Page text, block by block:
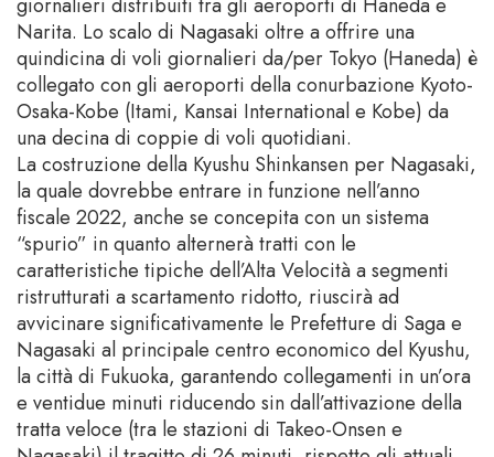
giornalieri distribuiti tra gli aeroporti di Haneda e
Narita. Lo scalo di Nagasaki oltre a offrire una
quindicina di voli giornalieri da/per Tokyo (Haneda) è
collegato con gli aeroporti della conurbazione Kyoto-
Osaka-Kobe (Itami, Kansai International e Kobe) da
una decina di coppie di voli quotidiani.
La costruzione della Kyushu Shinkansen per Nagasaki,
la quale dovrebbe entrare in funzione nell’anno
fiscale 2022, anche se concepita con un sistema
“spurio” in quanto alternerà tratti con le
caratteristiche tipiche dell’Alta Velocità a segmenti
ristrutturati a scartamento ridotto, riuscirà ad
avvicinare significativamente le Prefetture di Saga e
Nagasaki al principale centro economico del Kyushu,
la città di Fukuoka, garantendo collegamenti in un’ora
e ventidue minuti riducendo sin dall’attivazione della
tratta veloce (tra le stazioni di Takeo-Onsen e